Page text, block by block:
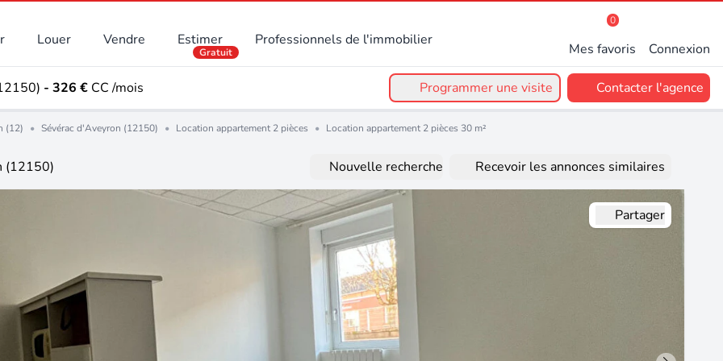
Louer Vendre Estimer
Gratuit
Professionnels de l'immobilier
0
Mes favoris Connexion
- 326 € CC /mois Programmer une visite Contacter l'agence
(12) • Sévérac d'Aveyron (12150) • Location appartement 2 pièces • Location appartement 2 pièces 30 m²
(12150) Nouvelle recherche Recevoir les annonces similaires
Partager